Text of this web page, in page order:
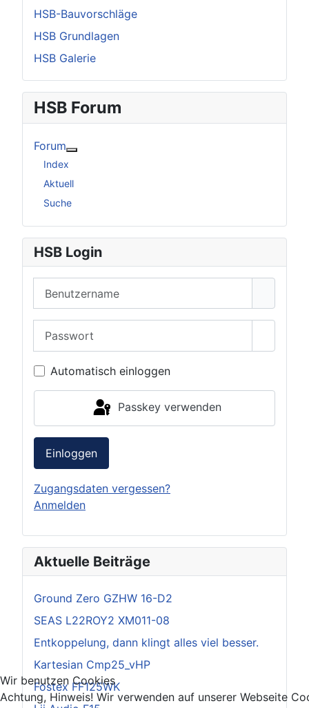
HSB-Bauvorschläge
HSB Grundlagen
HSB Galerie
HSB Forum
Forum
Index
Aktuell
Suche
HSB Login
Automatisch einloggen
Passkey verwenden
Einloggen
Zugangsdaten vergessen?
Anmelden
Aktuelle Beiträge
Ground Zero GZHW 16-D2
SEAS L22ROY2 XM011-08
Entkoppelung, dann klingt alles viel besser.
Kartesian Cmp25_vHP
Fostex FF125WK
Wir benutzen Cookies
Achtung, Hinweis! Wir verwenden auf unserer Webseite